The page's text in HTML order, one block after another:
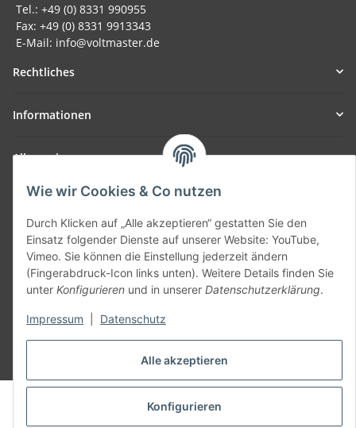
Alle akzeptieren
Konfigurieren
Wie wir Cookies & Co nutzen
Durch Klicken auf „Alle akzeptieren“ gestatten Sie den
Einsatz folgender Dienste auf unserer Website: YouTube,
Vimeo. Sie können die Einstellung jederzeit ändern
(Fingerabdruck-Icon links unten). Weitere Details finden Sie
unter Konfigurieren und in unserer Datenschutzerklärung.
Impressum Datenschutz
Tel.: +49 (0) 8331 990955
Fax: +49 (0) 8331 9913343
E-Mail: info@voltmaster.de
Rechtliches
Informationen
Allgemein
Teil unseres Netzwerks:
SmoliTec - Safety. Simplified. Worldwide. ( B2B Shop )
Vertrag widerrufen
* Alle Preise inkl. gesetzlicher USt., zzgl.Versand
© voltmaster.de
Powered byJTL-Shop